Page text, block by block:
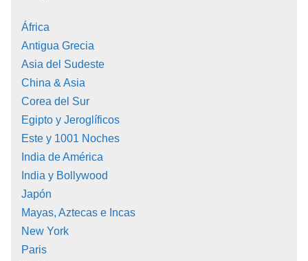
África
Antigua Grecia
Asia del Sudeste
China & Asia
Corea del Sur
Egipto y Jeroglíficos
Este y 1001 Noches
India de América
India y Bollywood
Japón
Mayas, Aztecas e Incas
New York
Paris